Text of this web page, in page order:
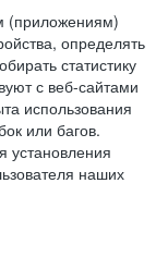
(приложениям)
определять
статистику
с веб-сайтами
использования
или багов.
наших